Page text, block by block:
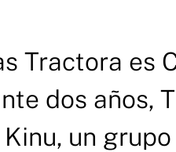
Tractora es
dos años,
un